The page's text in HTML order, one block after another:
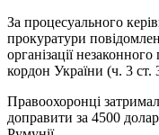
За процесуального
прокуратури
організації
кордон України (ч. 3
Правоохоронці
доправити за 4500